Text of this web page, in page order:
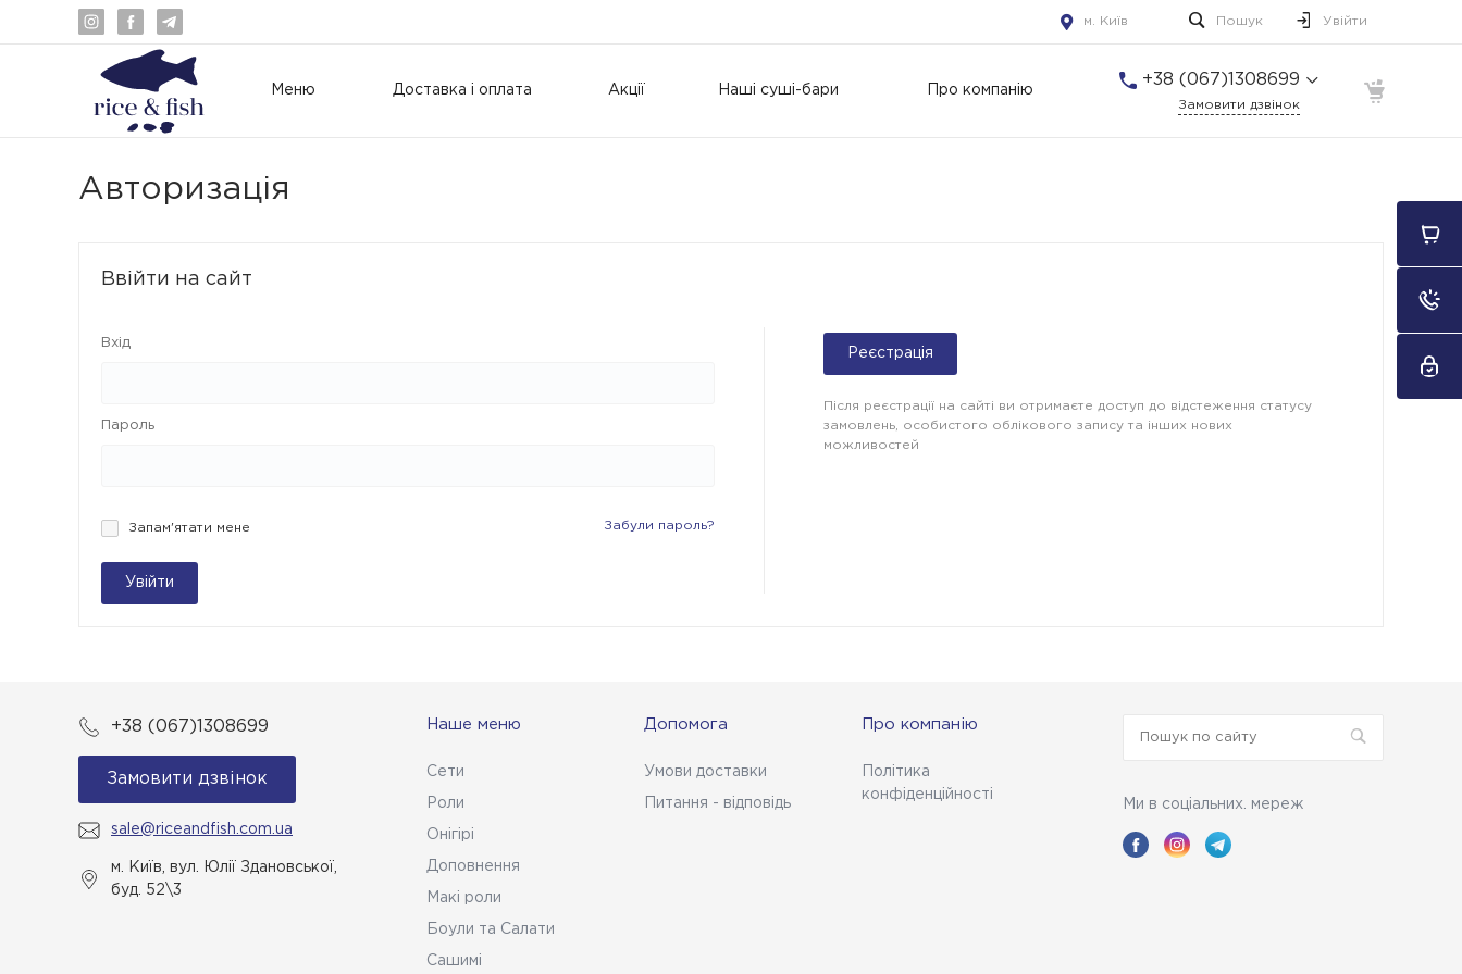
м. Київ Пошук Увійти
Меню Доставка і оплата Акції Наші суші-бари Про компанію
+38 (067)1308699
Замовити дзвінок
Авторизація
Ввійти на сайт
Вхід
Пароль
Запам'ятати мене Забули пароль?
Увійти
Реєстрація
Після реєстрації на сайті ви отримаєте доступ до відстеження статусу
замовлень, особистого облікового запису та інших нових
можливостей
+38 (067)1308699
Замовити дзвінок
sale@riceandfish.com.ua
м. Київ, вул. Юлії Здановської,
буд. 52\3
Наше меню
Сети
Роли
Онігірі
Доповнення
Макі роли
Боули та Салати
Сашимі
Допомога
Умови доставки
Питання - відповідь
Про компанію
Політика
конфіденційності
Ми в соціальних. мереж